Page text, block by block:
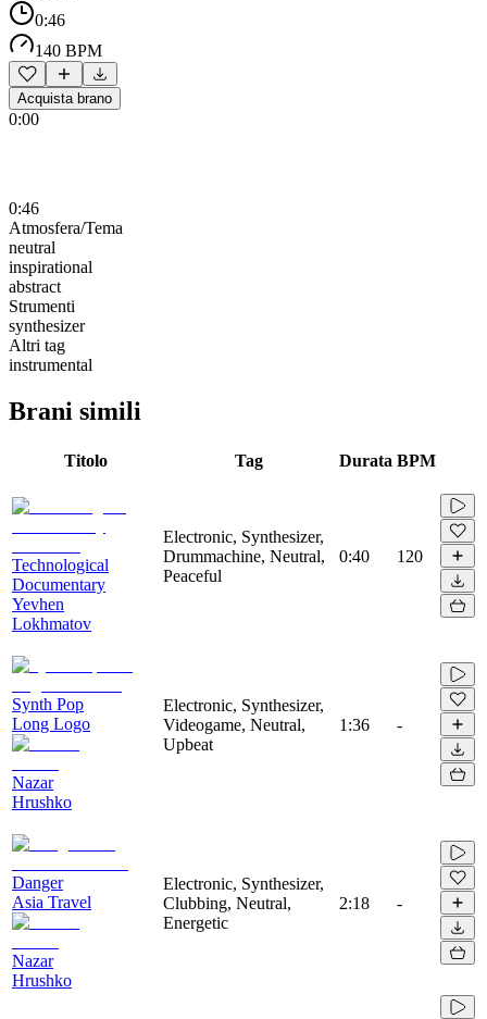
0:46
140 BPM
Acquista brano
0:00
0:46
Atmosfera/Tema
neutral
inspirational
abstract
Strumenti
synthesizer
Altri tag
instrumental
Brani simili
Titolo Tag Durata BPM
Technological
Documentary
Yevhen
Lokhmatov
Electronic, Synthesizer,
Drummachine, Neutral,
Peaceful
0:40 120
Synth Pop
Long Logo
Nazar
Hrushko
Electronic, Synthesizer,
Videogame, Neutral,
Upbeat
1:36 -
Danger
Asia Travel
Nazar
Hrushko
Electronic, Synthesizer,
Clubbing, Neutral,
Energetic
2:18 -